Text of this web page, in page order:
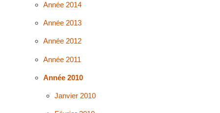
Année 2014
Année 2013
Année 2012
Année 2011
Année 2010
Janvier 2010